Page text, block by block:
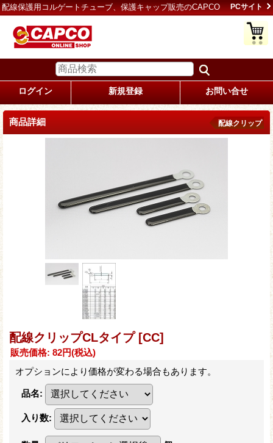
配線保護用コルゲートチューブ、保護キャップ販売のCAPCO PCサイト
ログイン 新規登録 お問い合せ
商品詳細 配線クリップ
配線クリップCLタイプ [CC]
販売価格: 82円(税込)
オプションにより価格が変わる場合もあります。
品名:
入り数: